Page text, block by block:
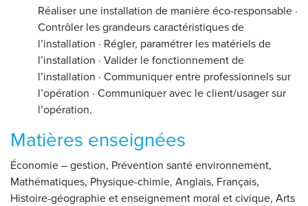
Réaliser une installation de manière éco-responsable ·
Contrôler les grandeurs caractéristiques de
l’installation · Régler, paramétrer les matériels de
l’installation · Valider le fonctionnement de
l’installation · Communiquer entre professionnels sur
l’opération · Communiquer avec le client/usager sur
l’opération.
Matières enseignées
Économie – gestion, Prévention santé environnement,
Mathématiques, Physique-chimie, Anglais, Français,
Histoire-géographie et enseignement moral et civique, Arts